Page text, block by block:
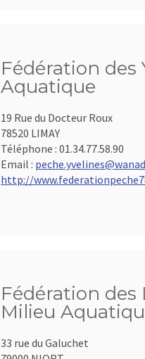
Fédération des
Aquatique
19 Rue du Docteur Roux
78520 LIMAY
Téléphone : 01.34.77.58.90
Email :
http://
Fédération des
Milieu
33 rue du Galuchet